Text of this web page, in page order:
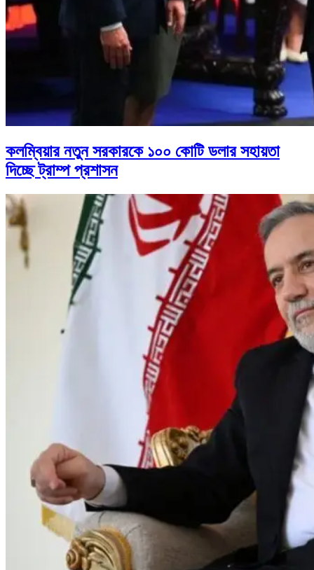
কলম্বিয়ার নতুন সরকারকে ১০০ কোটি ডলার সহায়তা
দিচ্ছে ট্রাম্প প্রশাসন